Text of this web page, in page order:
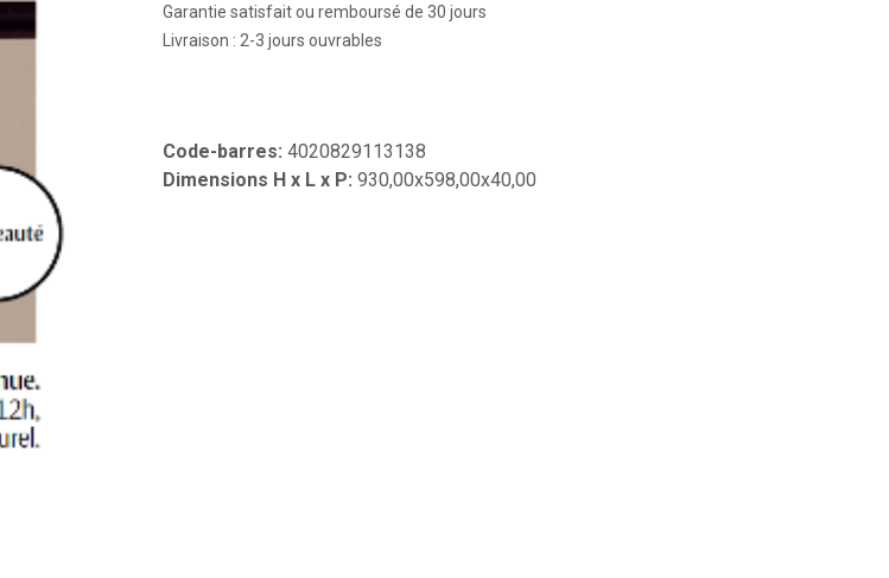
Garantie satisfait ou remboursé de 30 jours
Livraison : 2-3 jours ouvrables
Code-barres: 4020829113138
Dimensions H x L x P: 930,00x598,00x40,00